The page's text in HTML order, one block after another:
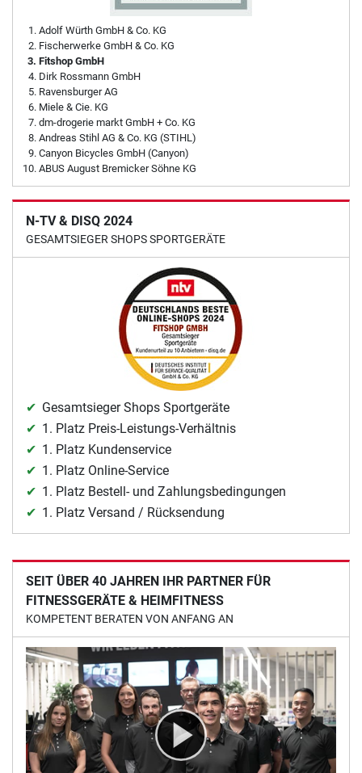
Adolf Würth GmbH & Co. KG
Fischerwerke GmbH & Co. KG
Fitshop GmbH
Dirk Rossmann GmbH
Ravensburger AG
Miele & Cie. KG
dm-drogerie markt GmbH + Co. KG
Andreas Stihl AG & Co. KG (STIHL)
Canyon Bicycles GmbH (Canyon)
ABUS August Bremicker Söhne KG
N-TV & DISQ 2024
GESAMTSIEGER SHOPS SPORTGERÄTE
Gesamtsieger Shops Sportgeräte
1. Platz Preis-Leistungs-Verhältnis
1. Platz Kundenservice
1. Platz Online-Service
1. Platz Bestell- und Zahlungsbedingungen
1. Platz Versand / Rücksendung
SEIT ÜBER 40 JAHREN IHR PARTNER FÜR
FITNESSGERÄTE & HEIMFITNESS
KOMPETENT BERATEN VON ANFANG AN